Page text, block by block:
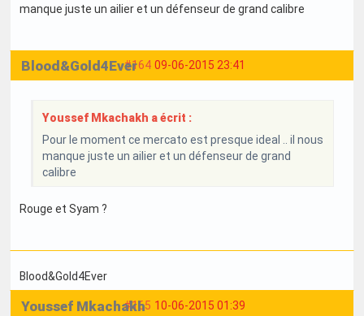
manque juste un ailier et un défenseur de grand calibre
#164 09-06-2015 23:41
Blood&Gold4Ever
Youssef Mkachakh a écrit :
Pour le moment ce mercato est presque ideal .. il nous
manque juste un ailier et un défenseur de grand
calibre
Rouge et Syam ?
Blood&Gold4Ever
#165 10-06-2015 01:39
Youssef Mkachakh